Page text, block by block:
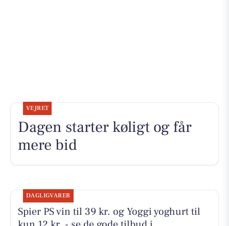
VEJRET
Dagen starter køligt og får
mere bid
DAGLIGVARER
Spier PS vin til 39 kr. og Yoggi yoghurt til